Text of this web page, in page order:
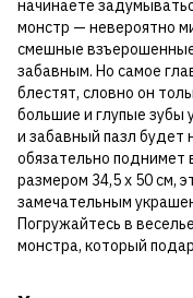
начинаете
монстр — невероятно
смешные
забавным. Но самое
блестят, словно он
большие и глупые зубы
и забавный пазл
обязательно поднимет
размером 34,5 x 50 см,
замечательным
Погружайтесь в
монстра, который